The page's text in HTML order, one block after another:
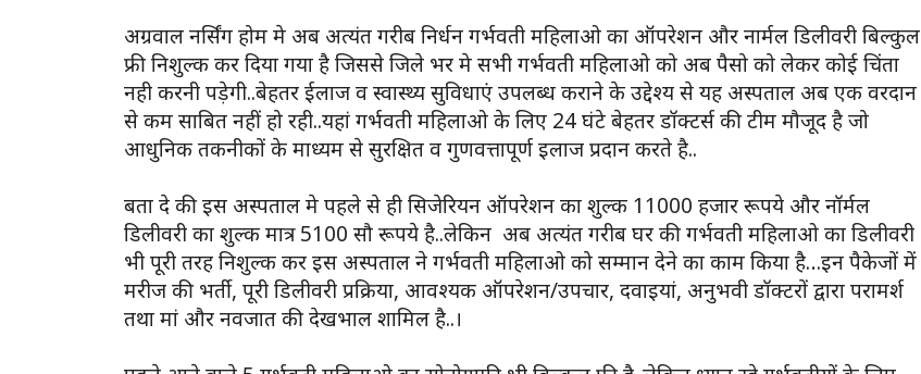
अग्रवाल नर्सिंग होम मे अब अत्यंत गरीब निर्धन गर्भवती महिलाओ का ऑपरेशन और नार्मल डिलीवरी बिल्कुल
फ्री निशुल्क कर दिया गया है जिससे जिले भर मे सभी गर्भवती महिलाओ को अब पैसो को लेकर कोई चिंता
नही करनी पड़ेगी..बेहतर ईलाज व स्वास्थ्य सुविधाएं उपलब्ध कराने के उद्देश्य से यह अस्पताल अब एक वरदान
से कम साबित नहीं हो रही..यहां गर्भवती महिलाओ के लिए 24 घंटे बेहतर डॉक्टर्स की टीम मौजूद है जो
आधुनिक तकनीकों के माध्यम से सुरक्षित व गुणवत्तापूर्ण इलाज प्रदान करते है..
बता दे की इस अस्पताल मे पहले से ही सिजेरियन ऑपरेशन का शुल्क 11000 हजार रूपये और नॉर्मल
डिलीवरी का शुल्क मात्र 5100 सौ रूपये है..लेकिन अब अत्यंत गरीब घर की गर्भवती महिलाओ का डिलीवरी
भी पूरी तरह निशुल्क कर इस अस्पताल ने गर्भवती महिलाओ को सम्मान देने का काम किया है…इन पैकेजों में
मरीज की भर्ती, पूरी डिलीवरी प्रक्रिया, आवश्यक ऑपरेशन/उपचार, दवाइयां, अनुभवी डॉक्टरों द्वारा परामर्श
तथा मां और नवजात की देखभाल शामिल है..।